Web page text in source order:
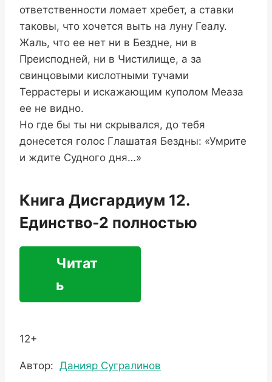
ответственности ломает хребет, а ставки
таковы, что хочется выть на луну Геалу.
Жаль, что ее нет ни в Бездне, ни в
Преисподней, ни в Чистилище, а за
свинцовыми кислотными тучами
Террастеры и искажающим куполом Меаза
ее не видно.
Но где бы ты ни скрывался, до тебя
донесется голос Глашатая Бездны: «Умрите
и ждите Судного дня…»
Книга Дисгардиум 12.
Единство-2 полностью
Читат
ь
12+
Метки
Автор: Данияр Сугралинов